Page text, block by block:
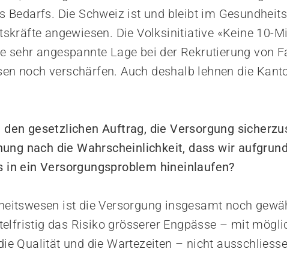
Bedarfs. Die Schweiz ist und bleibt im
angewiesen. Die Volksinitiative «Keine 10-
sehr angespannte Lage bei der Rekrutierung von
noch verschärfen. Auch deshalb lehnen die
den gesetzlichen Auftrag, die Versorgung
nach die Wahrscheinlichkeit, dass wir
in ein Versorgungsproblem hineinlaufen?
ist die Versorgung insgesamt noch
das Risiko grösserer Engpässe – mit
Qualität und die Wartezeiten – nicht